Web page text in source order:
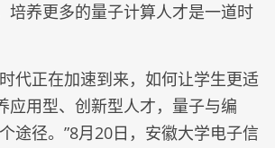
培养更多的量子计算人才是一道时
代正在加速到来，如何让学生更适
应用型、创新型人才，量子与编
途径。”8月20日，安徽大学电子信